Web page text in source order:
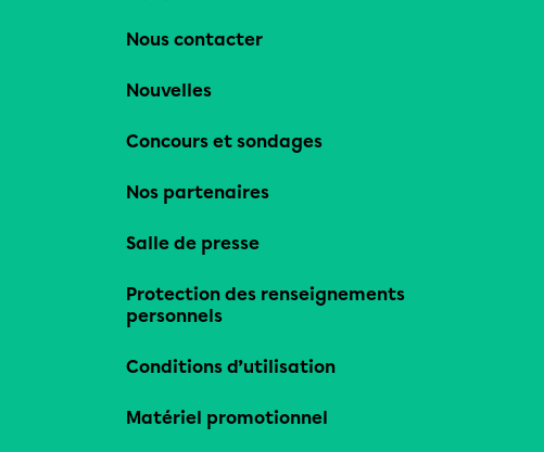
Nous contacter
Nouvelles
Concours et sondages
Nos partenaires
Salle de presse
Protection des renseignements
personnels
Conditions d’utilisation
Matériel promotionnel